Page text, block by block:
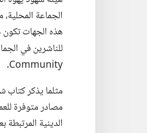
الجماعة
هذه الجهات تكون
للناشرين في
Community
‏.‏
مثلما يذكر كتاب
مصادر متوفرة
الدينية